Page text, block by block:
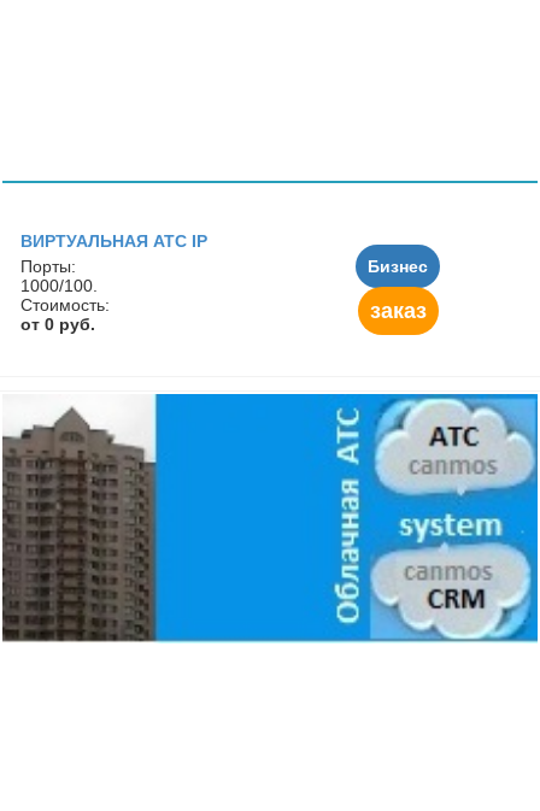
ВИРТУАЛЬНАЯ АТС IP
Порты:
1000/100.
Стоимость:
от 0 руб.
Бизнес
заказ